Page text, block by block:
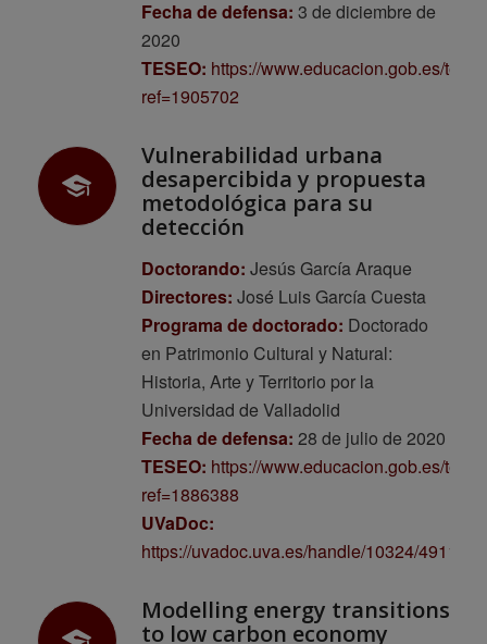
Fecha de defensa: 3 de diciembre de
2020
TESEO: https://www.educacion.gob.es/
ref=1905702
Vulnerabilidad urbana
desapercibida y propuesta
metodológica para su
detección
Doctorando: Jesús García Araque
Directores: José Luis García Cuesta
Programa de doctorado: Doctorado
en Patrimonio Cultural y Natural:
Historia, Arte y Territorio por la
Universidad de Valladolid
Fecha de defensa: 28 de julio de 2020
TESEO: https://www.educacion.gob.es/
ref=1886388
UVaDoc:
https://uvadoc.uva.es/handle/10324/49111
Modelling energy transitions
to low carbon economy